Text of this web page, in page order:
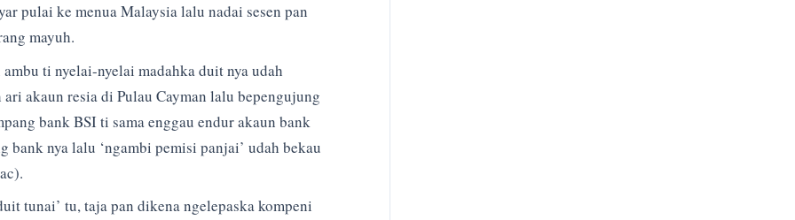
pulai ke menua Malaysia lalu nadai sesen pan
mayuh.
ti nyelai-nyelai madahka duit nya udah
akaun resia di Pulau Cayman lalu bepengujung
bank BSI ti sama enggau endur akaun bank
bank nya lalu ‘ngambi pemisi panjai’ udah bekau
tunai’ tu, taja pan dikena ngelepaska kompeni